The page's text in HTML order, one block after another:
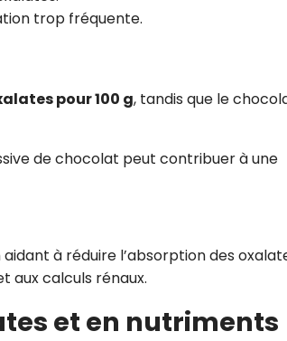
trop fréquente.
pour 100 g, tandis que le
de chocolat peut contribuer à une
à réduire l’absorption des
aux calculs rénaux.
et en nutriments